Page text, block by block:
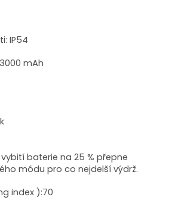
IP54
mAh
baterie na 25 % přepne
módu pro co nejdelší výdrž.
index ):70